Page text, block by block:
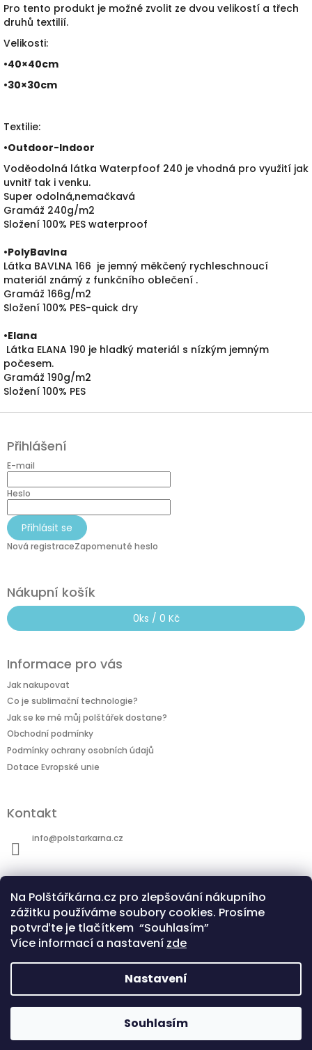
Na Polštářkárna.cz pro zlepšování nákupního
zážitku používáme soubory cookies. Prosíme
potvrďte je tlačítkem “Souhlasím”
Více informací a nastavení zde
Nastavení
Souhlasím
Pro tento produkt je možné zvolit ze dvou velikostí a třech
druhů textilií.
Velikosti:
•40×40cm
•30×30cm
Textilie:
•Outdoor-Indoor
Voděodolná látka Waterpfoof 240 je vhodná pro využití jak
uvnitř tak i venku.
Super odolná,nemačkavá
Gramáž 240g/m2
Složení 100% PES waterproof
•PolyBavlna
Látka BAVLNA 166 je jemný měkčený rychleschnoucí
materiál známý z funkčního oblečení .
Gramáž 166g/m2
Složení 100% PES-quick dry
•Elana
Látka ELANA 190 je hladký materiál s nízkým jemným
počesem.
Gramáž 190g/m2
Složení 100% PES
Z
p
a
Přihlášení
E-mail
Heslo
Přihlásit se
Nová registraceZapomenuté heslo
Nákupní košík
0ks / 0 Kč
Informace pro vás
Jak nakupovat
Co je sublimační technologie?
Jak se ke mě můj polštářek dostane?
Obchodní podmínky
Podmínky ochrany osobních údajů
Dotace Evropské unie
Kontakt
info@polstarkarna.cz
Dotace Evropské unie Co je sublimační technologie?
Copyright 2026Polštářkárna.cz
práva vyhrazena.Upravit nastavení cookies